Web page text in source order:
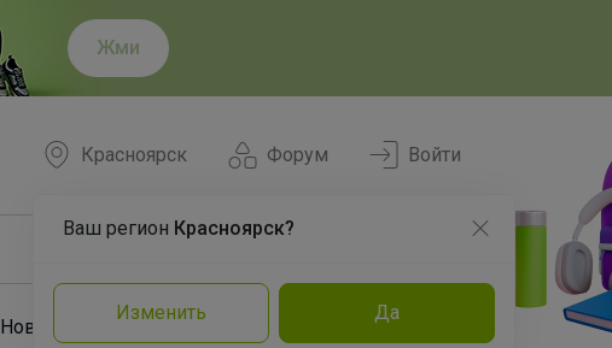
Жми
Форум
Красноярск
Ваш регион Красноярск?
Изменить Да
Войти
Новости Команда Эксперты